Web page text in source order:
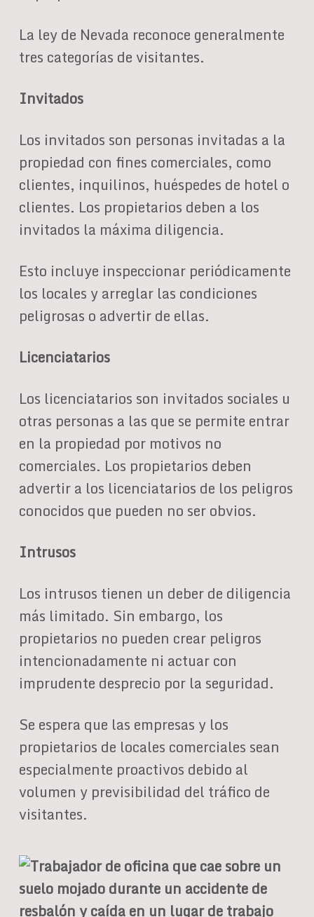
La ley de Nevada reconoce generalmente
tres categorías de visitantes.
Invitados
Los invitados son personas invitadas a la
propiedad con fines comerciales, como
clientes, inquilinos, huéspedes de hotel o
clientes. Los propietarios deben a los
invitados la máxima diligencia.
Esto incluye inspeccionar periódicamente
los locales y arreglar las condiciones
peligrosas o advertir de ellas.
Licenciatarios
Los licenciatarios son invitados sociales u
otras personas a las que se permite entrar
en la propiedad por motivos no
comerciales. Los propietarios deben
advertir a los licenciatarios de los peligros
conocidos que pueden no ser obvios.
Intrusos
Los intrusos tienen un deber de diligencia
más limitado. Sin embargo, los
propietarios no pueden crear peligros
intencionadamente ni actuar con
imprudente desprecio por la seguridad.
Se espera que las empresas y los
propietarios de locales comerciales sean
especialmente proactivos debido al
volumen y previsibilidad del tráfico de
visitantes.